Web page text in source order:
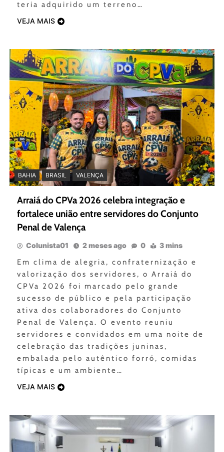
teria adquirido um terreno…
VEJA MAIS
BAHIA BRASIL VALENÇA
Arraiá do CPVa 2026 celebra integração e
fortalece união entre servidores do Conjunto
Penal de Valença
Colunista01 2 meses ago 0 3 mins
Em clima de alegria, confraternização e
valorização dos servidores, o Arraiá do
CPVa 2026 foi marcado pelo grande
sucesso de público e pela participação
ativa dos colaboradores do Conjunto
Penal de Valença. O evento reuniu
servidores e convidados em uma noite de
celebração das tradições juninas,
embalada pelo autêntico forró, comidas
típicas e um ambiente…
VEJA MAIS